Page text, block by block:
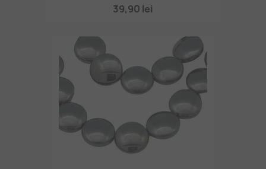
39,90 lei